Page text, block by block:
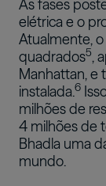
As fases
elétrica e o
Atualmente,
quadrados5,
Manhattan, e
instalada.6
milhões de
4 milhões de
Bhadla uma
mundo.